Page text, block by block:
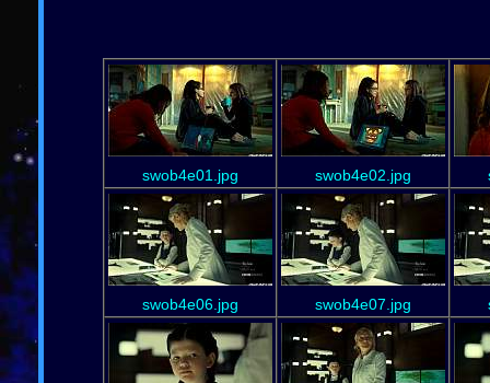
swob4e01.jpg swob4e02.jpg
swob4e06.jpg swob4e07.jpg